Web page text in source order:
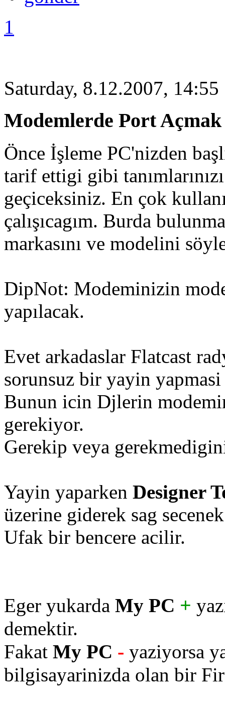
1
Saturday, 8.12.2007, 14:55
Modemlerde Port
Önce İşleme PC'nizden
tarif ettigi gibi
geçiceksiniz. En çok
çalışıcagım. Burda
markasını ve modelini
DipNot: Modeminizin
yapılacak.
Evet arkadaslar Flatcast
sorunsuz bir yayin
Bunun icin Djlerin
gerekiyor.
Gerekip veya
Yayin yaparken Designer
üzerine giderek sag
Ufak bir bencere acilir.
Eger yukarda My PC +
demektir.
Fakat My PC - yaziyorsa
bilgisayarinizda olan bir